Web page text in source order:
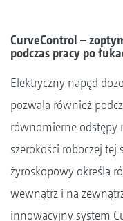
CurveControl –
podczas pracy po
Elektryczny napęd
pozwala również
równomierne odstępy
szerokości roboczej tej
żyroskopowy określa
wewnątrz i na
innowacyjny system